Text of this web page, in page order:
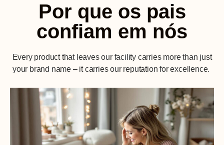
Por que os pais
confiam em nós
Every product that leaves our facility carries more than just
your brand name – it carries our reputation for excellence.